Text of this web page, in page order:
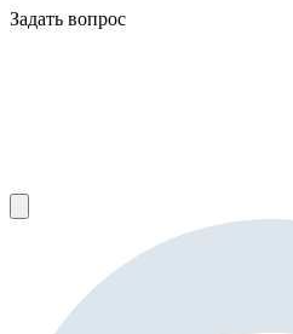
Задать вопрос